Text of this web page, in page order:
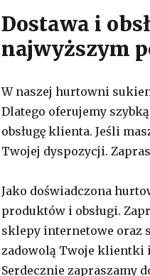
Dostawa i
najwyższym
W naszej hurtowni
Dlatego oferujemy
obsługę klienta. Jeśli
Twojej dyspozycji.
Jako doświadczona
produktów i obsługi.
sklepy internetowe oraz
zadowolą Twoje klientki
Serdecznie zapraszamy